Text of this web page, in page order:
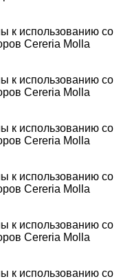
к использованию со
Cereria Molla
к использованию со
Cereria Molla
к использованию со
Cereria Molla
к использованию со
Cereria Molla
к использованию со
Cereria Molla
к использованию со